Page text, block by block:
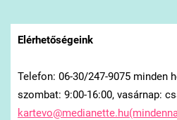
Elérhetőségeink
Telefon: 06-30/247-9075 minden
szombat: 9:00-16:00, vasárnap: